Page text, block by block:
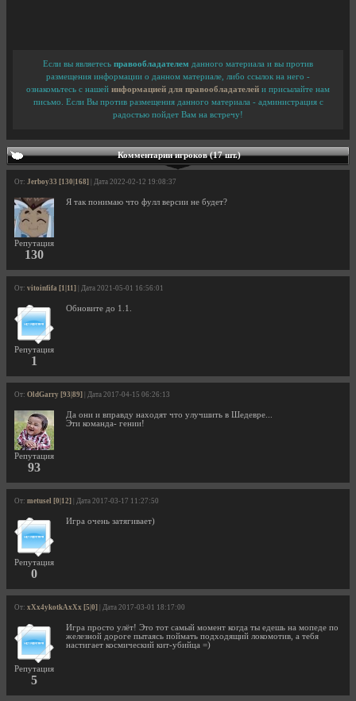
Если вы являетесь правообладателем данного материала и вы против
размещения информации о данном материале, либо ссылок на него -
ознакомьтесь с нашей информацией для правообладателей и присылайте нам
письмо. Если Вы против размещения данного материала - администрация с
радостью пойдет Вам на встречу!
Комментарии игроков (17 шт.)
От: Jerboy33 [130|168] | Дата 2022-02-12 19:08:37
Репутация
130
Я так понимаю что фулл версии не будет?
От: vitoinfifa [1|11] | Дата 2021-05-01 16:56:01
Репутация
1
Обновите до 1.1.
От: OldGarry [93|89] | Дата 2017-04-15 06:26:13
Репутация
93
Да они и вправду находят что улучшить в Шедевре...
Эти команда- гении!
От: metusel [0|12] | Дата 2017-03-17 11:27:50
Репутация
0
Игра очень затягивает)
От: xXx4ykotkAxXx [5|0] | Дата 2017-03-01 18:17:00
Репутация
5
Игра просто улёт! Это тот самый момент когда ты едешь на мопеде по
железной дороге пытаясь поймать подходящий локомотив, а тебя
настигает космический кит-убийца =)